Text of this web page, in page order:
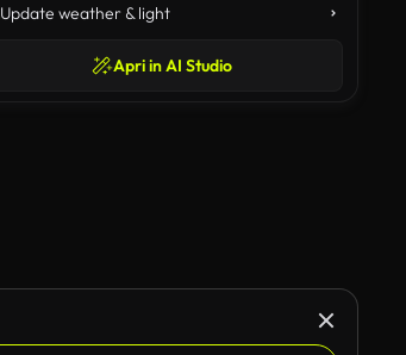
Update weather & light
Apri in AI Studio